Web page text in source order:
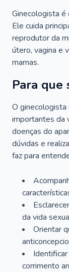
Ginecologista é
Ele cuida
reprodutor da
útero, vagina e
mamas.
Para que
O ginecologista
importantes da
doenças do
dúvidas e
faz para
da vida
Orientar
corrimento